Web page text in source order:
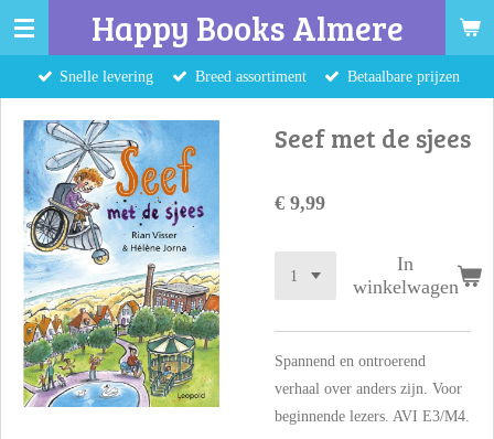
Ga
naar
hoofdinhoud
Happy Books Almere
Snelle levering Breed assortiment Betaalbare prijzen
Seef met de sjees
€ 9,99
In
winkelwagen
Spannend en ontroerend
verhaal over anders zijn. Voor
beginnende lezers. AVI E3/M4.